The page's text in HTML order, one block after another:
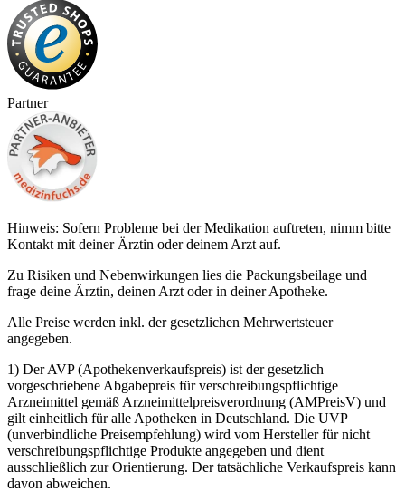
Partner
Hinweis: Sofern Probleme bei der Medikation auftreten, nimm bitte
Kontakt mit deiner Ärztin oder deinem Arzt auf.
Zu Risiken und Nebenwirkungen lies die Packungsbeilage und
frage deine Ärztin, deinen Arzt oder in deiner Apotheke.
Alle Preise werden inkl. der gesetzlichen Mehrwertsteuer
angegeben.
1) Der AVP (Apothekenverkaufspreis) ist der gesetzlich
vorgeschriebene Abgabepreis für verschreibungspflichtige
Arzneimittel gemäß Arzneimittelpreisverordnung (AMPreisV) und
gilt einheitlich für alle Apotheken in Deutschland. Die UVP
(unverbindliche Preisempfehlung) wird vom Hersteller für nicht
verschreibungspflichtige Produkte angegeben und dient
ausschließlich zur Orientierung. Der tatsächliche Verkaufspreis kann
davon abweichen.